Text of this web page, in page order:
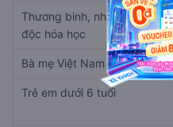
Thương binh, nhiễm chất
độc hóa học
Bà mẹ Việt Nam anh hùng
Trẻ em dưới 6 tuổi